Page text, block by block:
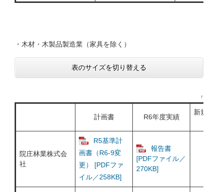
・木材・木製品製造業（家具を除く）
表のサイズを切り替える
↑
計画書 R6年度実績
新規・
院庄林業株式会
社
R5基準計
画書（R6-9変
更） [PDFファ
イル／258KB]
報告書
[PDFファイル／
270KB]